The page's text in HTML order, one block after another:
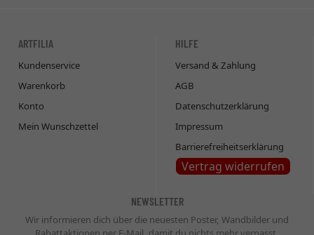
ARTFILIA
Kundenservice
Warenkorb
Konto
Mein Wunschzettel
HILFE
Versand & Zahlung
AGB
Datenschutzerklärung
Impressum
Barrierefreiheitserklärung
Vertrag widerrufen
NEWSLETTER
Wir informieren dich über die neuesten Poster, Wandbilder und